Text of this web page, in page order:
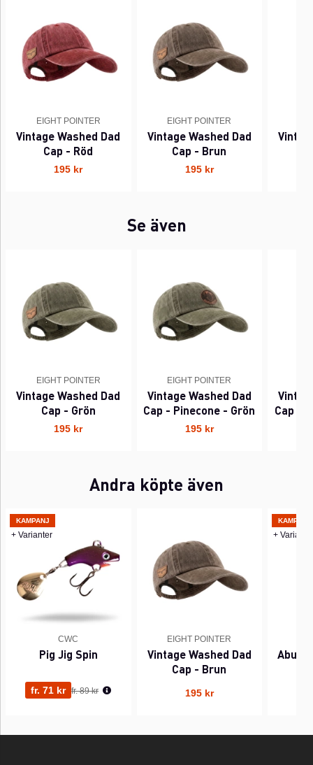
EIGHT POINTER
Vintage Washed Dad
Cap - Röd
195 kr
EIGHT POINTER
Vintage Washed Dad
Cap - Brun
195 kr
Se även
EIGHT POINTER
Vintage Washed Dad
Cap - Grön
195 kr
EIGHT POINTER
Vintage Washed Dad
Cap - Pinecone - Grön
195 kr
Cap -
Andra köpte även
KAMPANJ
+ Varianter
CWC
Pig Jig Spin
fr. 71 kr Ordinarie pris:
fr. 89 kr
EIGHT POINTER
Vintage Washed Dad
Cap - Brun
195 kr
KAMPANJ
+
Abu